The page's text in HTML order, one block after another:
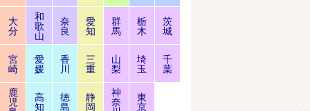
大
分
和
歌
山
奈
良
愛
知
群
馬
栃
木
茨
城
宮
崎
愛
媛
香
川
三
重
山
梨
埼
玉
千
葉
鹿
児 高
知
徳
島
静
岡
神
奈 東
京